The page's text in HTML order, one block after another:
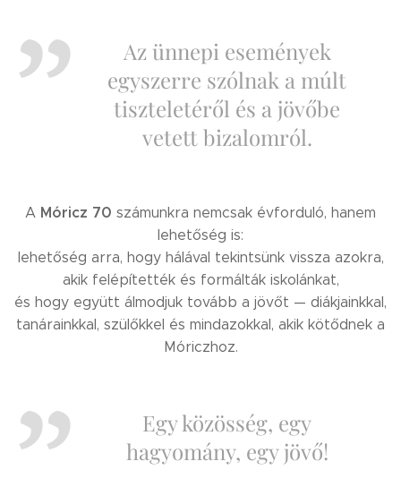
Az ünnepi események
egyszerre szólnak a múlt
tiszteletéről és a jövőbe
vetett bizalomról.
A Móricz 70 számunkra nemcsak évforduló, hanem
lehetőség is:
lehetőség arra, hogy hálával tekintsünk vissza azokra,
akik felépítették és formálták iskolánkat,
és hogy együtt álmodjuk tovább a jövőt — diákjainkkal,
tanárainkkal, szülőkkel és mindazokkal, akik kötődnek a
Móriczhoz.
Egy közösség, egy
hagyomány, egy jövő!